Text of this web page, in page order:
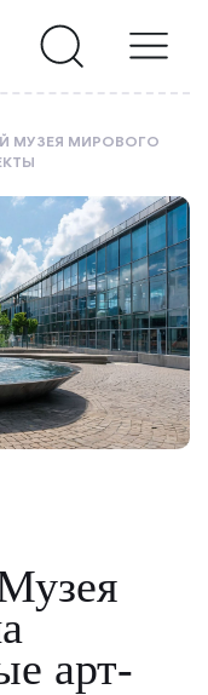
МУЗЕЯ МИРОВОГО
арт-